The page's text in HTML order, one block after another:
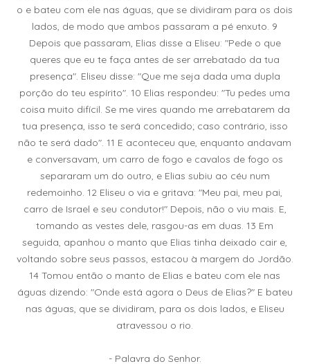
o e bateu com ele nas águas, que se dividiram para os dois
lados, de modo que ambos passaram a pé enxuto. 9
Depois que passaram, Elias disse a Eliseu: "Pede o que
queres que eu te faça antes de ser arrebatado da tua
presença". Eliseu disse: "Que me seja dada uma dupla
porção do teu espírito". 10 Elias respondeu: "Tu pedes uma
coisa muito difícil. Se me vires quando me arrebatarem da
tua presença, isso te será concedido; caso contrário, isso
não te será dado". 11 E aconteceu que, enquanto andavam
e conversavam, um carro de fogo e cavalos de fogo os
separaram um do outro, e Elias subiu ao céu num
redemoinho. 12 Eliseu o via e gritava: "Meu pai, meu pai,
carro de Israel e seu condutor!" Depois, não o viu mais. E,
tomando as vestes dele, rasgou-as em duas. 13 Em
seguida, apanhou o manto que Elias tinha deixado cair e,
voltando sobre seus passos, estacou à margem do Jordão.
14 Tomou então o manto de Elias e bateu com ele nas
águas dizendo: "Onde está agora o Deus de Elias?" E bateu
nas águas, que se dividiram, para os dois lados, e Eliseu
atravessou o rio.
- Palavra do Senhor.